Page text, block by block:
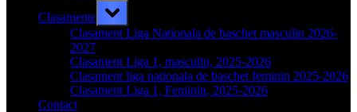
Clasamente
Toggle
sub-
menu
Clasament Liga Nationala de baschet masculin 2026-
2027
Clasament Liga 1, masculin, 2025-2026
Clasament liga nationala de baschet feminin 2025-2026
Clasament Liga 1, Feminin, 2025-2026
Contact